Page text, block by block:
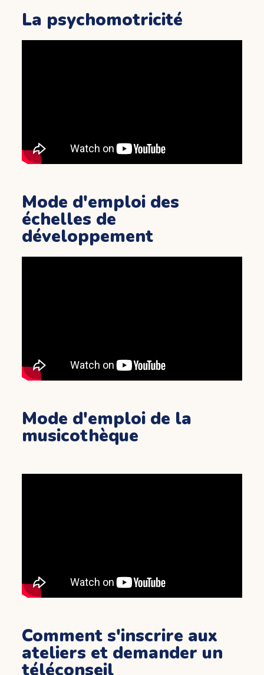
La psychomotricité
Mode d'emploi des
échelles de
développement
Mode d'emploi de la
musicothèque
Comment s'inscrire aux
ateliers et demander un
téléconseil